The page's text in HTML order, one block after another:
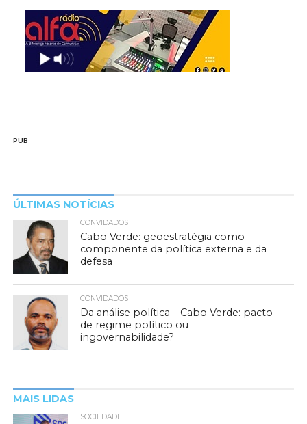
PUB
ÚLTIMAS NOTÍCIAS
CONVIDADOS
Cabo Verde: geoestratégia como
componente da política externa e da
defesa
CONVIDADOS
Da análise política – Cabo Verde: pacto
de regime político ou
ingovernabilidade?
MAIS LIDAS
SOCIEDADE